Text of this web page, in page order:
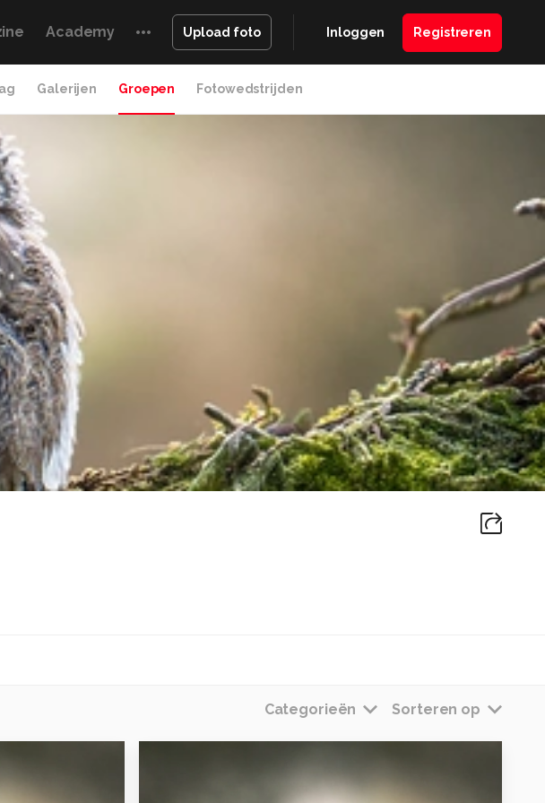
Academy Upload foto Inloggen Registreren
Galerijen Groepen Fotowedstrijden
Categorieën Sorteren op